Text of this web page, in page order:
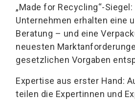
„Made for Recycling“-Siegel:
Unternehmen erhalten eine
Beratung – und eine
neuesten
gesetzlichen Vorgaben
Expertise aus erster Hand:
teilen die Expertinnen und